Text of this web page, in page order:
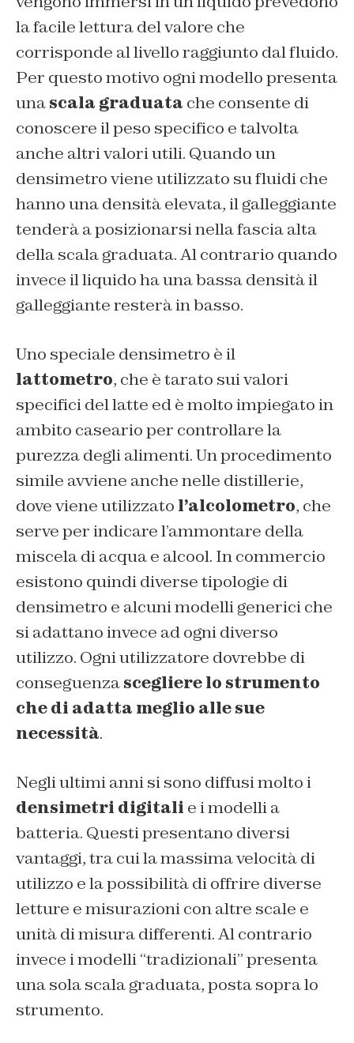
la facile lettura del valore che
corrisponde al livello raggiunto dal fluido.
Per questo motivo ogni modello presenta
unascala graduata che consente di
conoscere il peso specifico e talvolta
anche altri valori utili. Quando un
densimetro viene utilizzato su fluidi che
hanno una densità elevata, il galleggiante
tenderà a posizionarsi nella fascia alta
della scala graduata. Al contrario quando
invece il liquido ha una bassa densità il
galleggiante resterà in basso.
Uno speciale densimetro è il
lattometro, che è tarato sui valori
specifici del latte ed è molto impiegato in
ambito caseario per controllare la
purezza degli alimenti. Un procedimento
simile avviene anche nelle distillerie,
dove viene utilizzato l’alcolometro, che
serve per indicare l’ammontare della
miscela di acqua e alcool. In commercio
esistono quindi diverse tipologie di
densimetro e alcuni modelli generici che
si adattano invece ad ogni diverso
utilizzo. Ogni utilizzatore dovrebbe di
conseguenzascegliere lo strumento
che di adatta meglio alle sue
necessità.
Negli ultimi anni si sono diffusi molto i
densimetri digitali e i modelli a
batteria. Questi presentano diversi
vantaggi, tra cui la massima velocità di
utilizzo e la possibilità di offrire diverse
letture e misurazioni con altre scale e
unità di misura differenti. Al contrario
invece i modelli “tradizionali” presenta
una sola scala graduata, posta sopra lo
strumento.